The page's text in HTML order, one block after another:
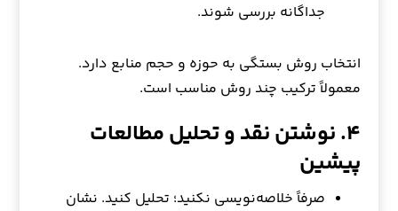
جداگانه بررسی شوند.
انتخاب روش بستگی به حوزه و حجم منابع دارد.
معمولاً ترکیب چند روش مناسب است.
۴. نوشتن نقد و تحلیل مطالعات
پیشین
صرفاً خلاصه‌نویسی نکنید؛ تحلیل کنید. نشان